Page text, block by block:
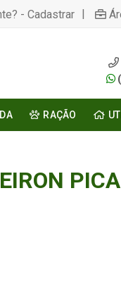
- Cadastrar |
RAÇÃO